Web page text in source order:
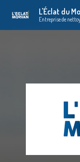
principal
L'Éclat du
Entreprise de